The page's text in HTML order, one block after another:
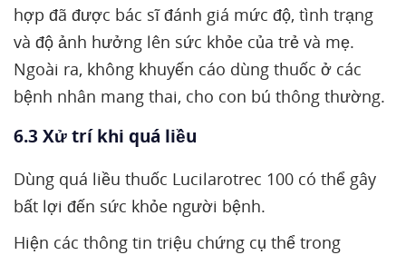
hợp đã được bác sĩ đánh giá mức độ, tình trạng
và độ ảnh hưởng lên sức khỏe của trẻ và mẹ.
Ngoài ra, không khuyến cáo dùng thuốc ở các
bệnh nhân mang thai, cho con bú thông thường.
6.3 Xử trí khi quá liều
Dùng quá liều thuốc Lucilarotrec 100 có thể gây
bất lợi đến sức khỏe người bệnh.
Hiện các thông tin triệu chứng cụ thể trong